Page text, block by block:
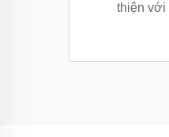
thiện với